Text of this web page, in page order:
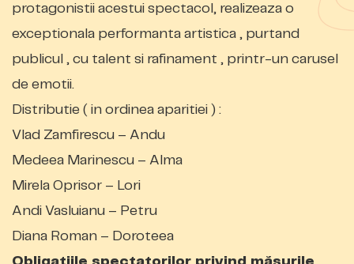
protagonistii acestui spectacol, realizeaza o
exceptionala performanta artistica , purtand
publicul , cu talent si rafinament , printr-un carusel
de emotii.
Distributie ( in ordinea aparitiei ) :
Vlad Zamfirescu – Andu
Medeea Marinescu – Alma
Mirela Oprisor – Lori
Andi Vasluianu – Petru
Diana Roman – Doroteea